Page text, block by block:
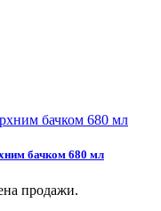
бачком 680 мл
продажи.